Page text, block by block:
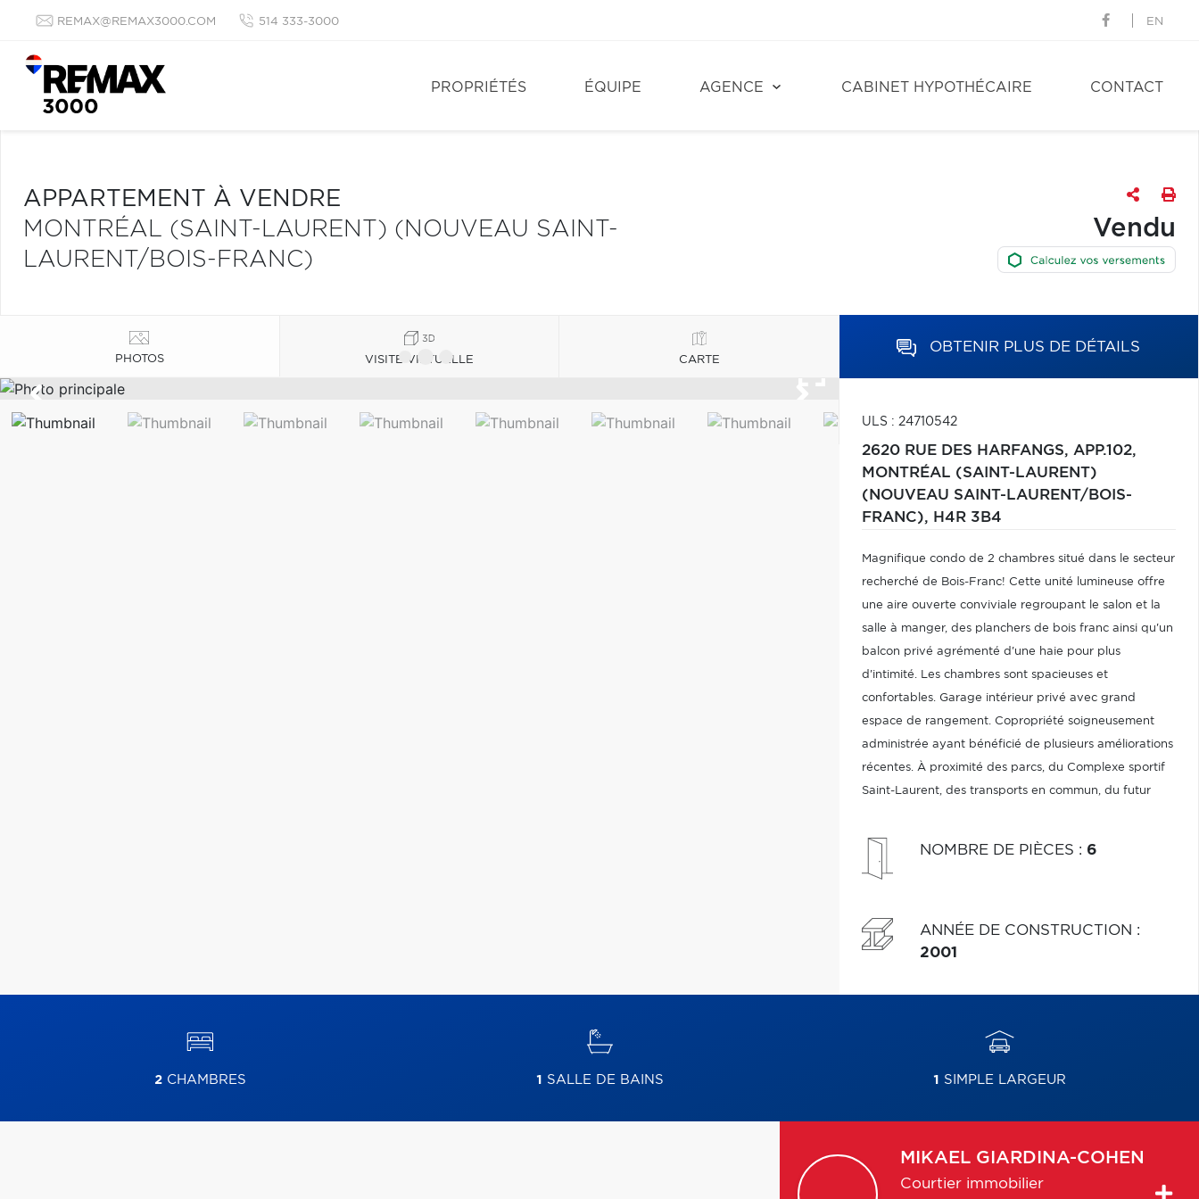
REMAX@REMAX3000.COM 514 333-3000 EN
PROPRIÉTÉS ÉQUIPE AGENCE CABINET HYPOTHÉCAIRE CONTACT
APPARTEMENT À VENDRE
MONTRÉAL (SAINT-LAURENT) (NOUVEAU SAINT-
LAURENT/BOIS-FRANC)
Vendu
PHOTOS VISITE VIRTUELLE CARTE
OBTENIR PLUS DE DÉTAILS
ULS : 24710542
2620 RUE DES HARFANGS, APP.102,
MONTRÉAL (SAINT-LAURENT)
(NOUVEAU SAINT-LAURENT/BOIS-
FRANC), H4R 3B4
Magnifique condo de 2 chambres situé dans le secteur
recherché de Bois-Franc! Cette unité lumineuse offre
une aire ouverte conviviale regroupant le salon et la
salle à manger, des planchers de bois franc ainsi qu'un
balcon privé agrémenté d'une haie pour plus
d'intimité. Les chambres sont spacieuses et
confortables. Garage intérieur privé avec grand
espace de rangement. Copropriété soigneusement
administrée ayant bénéficié de plusieurs améliorations
récentes. À proximité des parcs, du Complexe sportif
Saint-Laurent, des transports en commun, du futur
Nouveau Saint-Laurent.
NOMBRE DE PIÈCES : 6
ANNÉE DE CONSTRUCTION :
2001
2CHAMBRES 1 SALLE DE BAINS 1 SIMPLE LARGEUR
MIKAEL GIARDINA-COHEN
Courtier immobilier